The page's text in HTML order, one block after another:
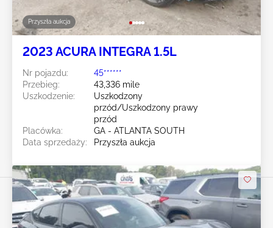
Przyszła aukcja
2023 ACURA INTEGRA 1.5L
Nr pojazdu:
45******
Przebieg:
43,336 mile
Uszkodzenie:
Uszkodzony
przód/Uszkodzony prawy
przód
Placówka:
GA - ATLANTA SOUTH
Data sprzedaży:
Przyszła aukcja